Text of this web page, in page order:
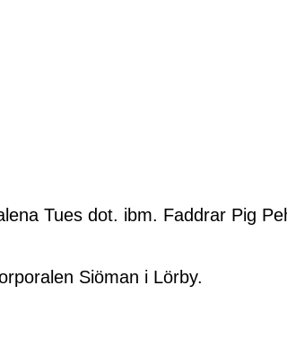
Tues dot. ibm. Faddrar Pig
Siöman i Lörby.